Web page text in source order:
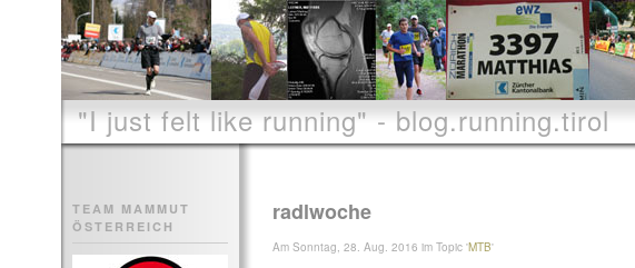
"I just felt like running" - blog.running.tirol
TEAM MAMMUT
ÖSTERREICH
radlwoche
Am Sonntag, 28. Aug. 2016 im Topic 'MTB'